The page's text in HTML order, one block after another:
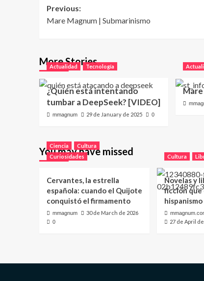
Post
navigation
Previous:
Mare Magnum | Submarinismo
More Stories
Actualidad Tecnología
¿Quién está intentando
tumbar a DeepSeek? [VIDEO]
mmagnum 29 de January de 2025 0
You may have missed
Ciencia
Cultura
Curiosidades
Cervantes, la estrella
española: cuando el Quijote
conquistó el firmamento
mmagnum 30 de March de 2026
0
Cultura
Novelas y
ficción que
hispanismo
27 de April